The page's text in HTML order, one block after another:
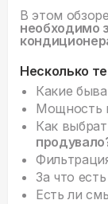
В этом
необходимо
Несколько
Какие
Мощность
Как
За что
Есть ли